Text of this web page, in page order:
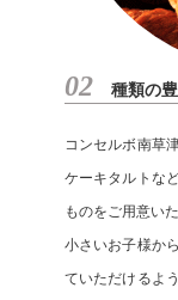
02 種類の
コンセルボ南草
ケーキタルトな
ものをご用意い
小さいお子様か
ていただけるよ